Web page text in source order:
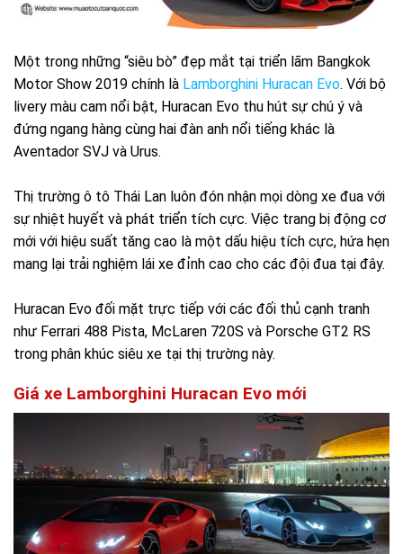
Một trong những “siêu bò” đẹp mắt tại triển lãm Bangkok
Motor Show 2019 chính là Lamborghini Huracan Evo. Với bộ
livery màu cam nổi bật, Huracan Evo thu hút sự chú ý và
đứng ngang hàng cùng hai đàn anh nổi tiếng khác là
Aventador SVJ và Urus.
Thị trường ô tô Thái Lan luôn đón nhận mọi dòng xe đua với
sự nhiệt huyết và phát triển tích cực. Việc trang bị động cơ
mới với hiệu suất tăng cao là một dấu hiệu tích cực, hứa hẹn
mang lại trải nghiệm lái xe đỉnh cao cho các đội đua tại đây.
Huracan Evo đối mặt trực tiếp với các đối thủ cạnh tranh
như Ferrari 488 Pista, McLaren 720S và Porsche GT2 RS
trong phân khúc siêu xe tại thị trường này.
Giá xe Lamborghini Huracan Evo mới